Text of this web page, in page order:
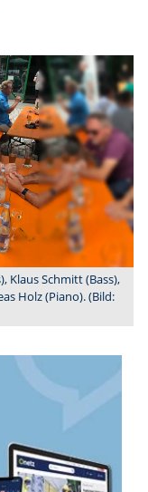
Klaus Schmitt (Bass),
Holz (Piano). (Bild: